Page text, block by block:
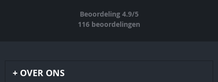
Beoordeling 4.9/5
116 beoordelingen
OVER ONS